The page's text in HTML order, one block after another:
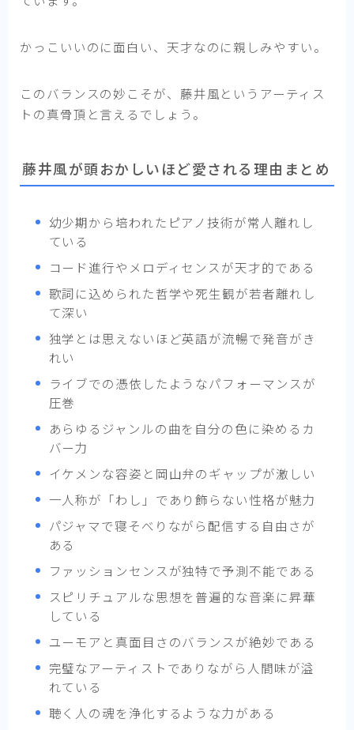
かっこいいのに面白い、天才なのに親しみやすい。
このバランスの妙こそが、藤井風というアーティス
トの真骨頂と言えるでしょう。
藤井風が頭おかしいほど愛される理由まとめ
幼少期から培われたピアノ技術が常人離れし
ている
コード進行やメロディセンスが天才的である
歌詞に込められた哲学や死生観が若者離れし
て深い
独学とは思えないほど英語が流暢で発音がき
れい
ライブでの憑依したようなパフォーマンスが
圧巻
あらゆるジャンルの曲を自分の色に染めるカ
バー力
イケメンな容姿と岡山弁のギャップが激しい
一人称が「わし」であり飾らない性格が魅力
パジャマで寝そべりながら配信する自由さが
ある
ファッションセンスが独特で予測不能である
スピリチュアルな思想を普遍的な音楽に昇華
している
ユーモアと真面目さのバランスが絶妙である
完璧なアーティストでありながら人間味が溢
れている
聴く人の魂を浄化するような力がある